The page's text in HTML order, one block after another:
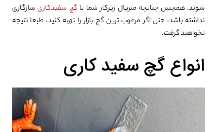
شوید. همچنین چنانچه متریال زیرکار شما با گچ سفیدکاریسازگاری
نداشته باشد، حتی اگر مرغوب ترین گچ بازار را تهیه کنید، طبعا نتیجه
نخواهید گرفت.
انواع گچ سفید کاری